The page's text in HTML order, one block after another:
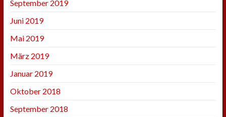
September 2019
Juni 2019
Mai 2019
März 2019
Januar 2019
Oktober 2018
September 2018